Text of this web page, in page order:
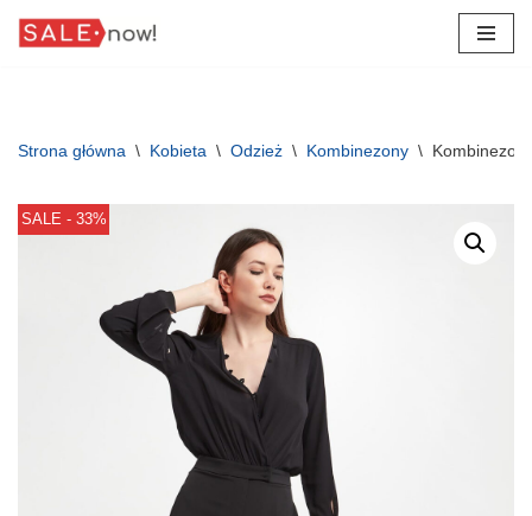
Strona główna \ Kobieta \ Odzież \ Kombinezony \ Kombinezon
SALE - 33%